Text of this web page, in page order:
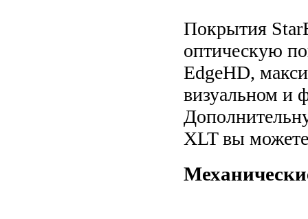
Покрытия
оптическую
EdgeHD,
визуальном и
XLT вы